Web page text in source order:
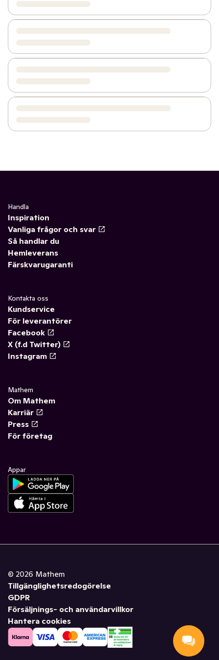
Handla
Inspiration
Vanliga frågor och svar
Så handlar du
Hemleverans
Färskvarugaranti
Kontakta oss
Kundservice
För leverantörer
Facebook
X (f.d Twitter)
Instagram
Mathem
Om Mathem
Karriär
Press
För företag
Appar
© 2026 Mathem
Tillgänglighetsredogörelse
GDPR
Försäljnings- och användarvillkor
Hantera cookies